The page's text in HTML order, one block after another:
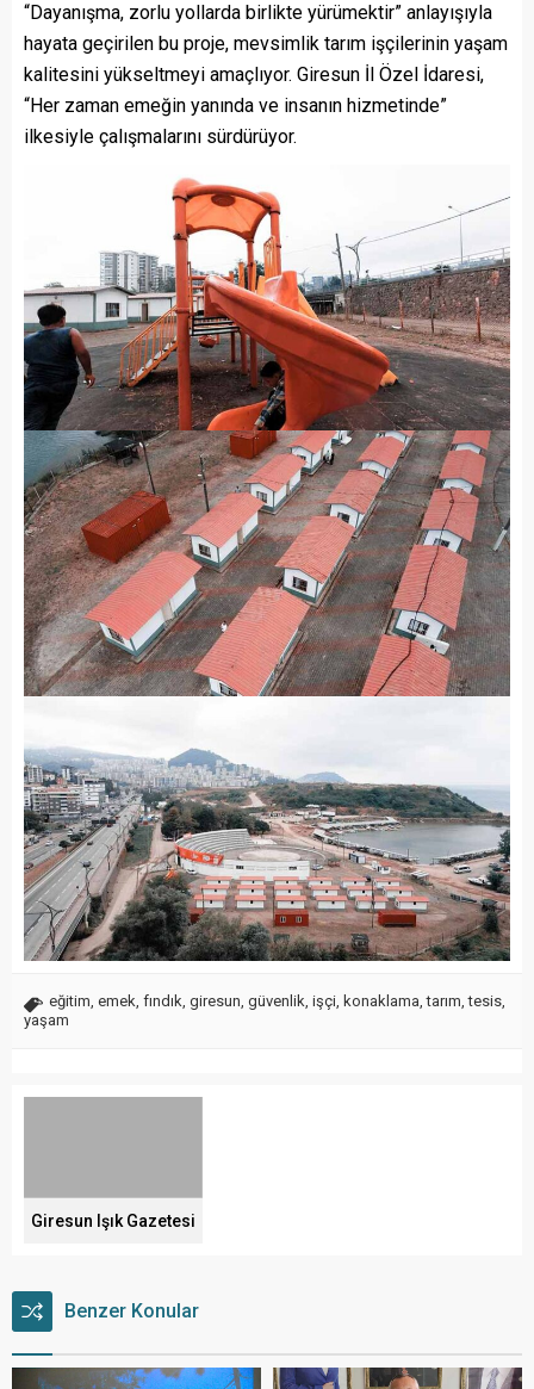
“Dayanışma, zorlu yollarda birlikte yürümektir” anlayışıyla
hayata geçirilen bu proje, mevsimlik tarım işçilerinin yaşam
kalitesini yükseltmeyi amaçlıyor. Giresun İl Özel İdaresi,
“Her zaman emeğin yanında ve insanın hizmetinde”
ilkesiyle çalışmalarını sürdürüyor.
eğitim, emek, fındık, giresun, güvenlik, işçi, konaklama,tarım,tesis,
yaşam
Giresun Işık Gazetesi
Benzer Konular